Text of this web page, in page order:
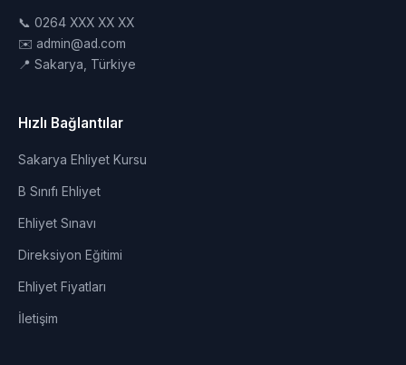
📞 0264 XXX XX XX
✉️ admin@ad.com
📍 Sakarya, Türkiye
Hızlı Bağlantılar
Sakarya Ehliyet Kursu
B Sınıfı Ehliyet
Ehliyet Sınavı
Direksiyon Eğitimi
Ehliyet Fiyatları
İletişim